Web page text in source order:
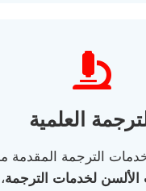
العلمية
الترجمة المقدمة
لخدمات الترجمة